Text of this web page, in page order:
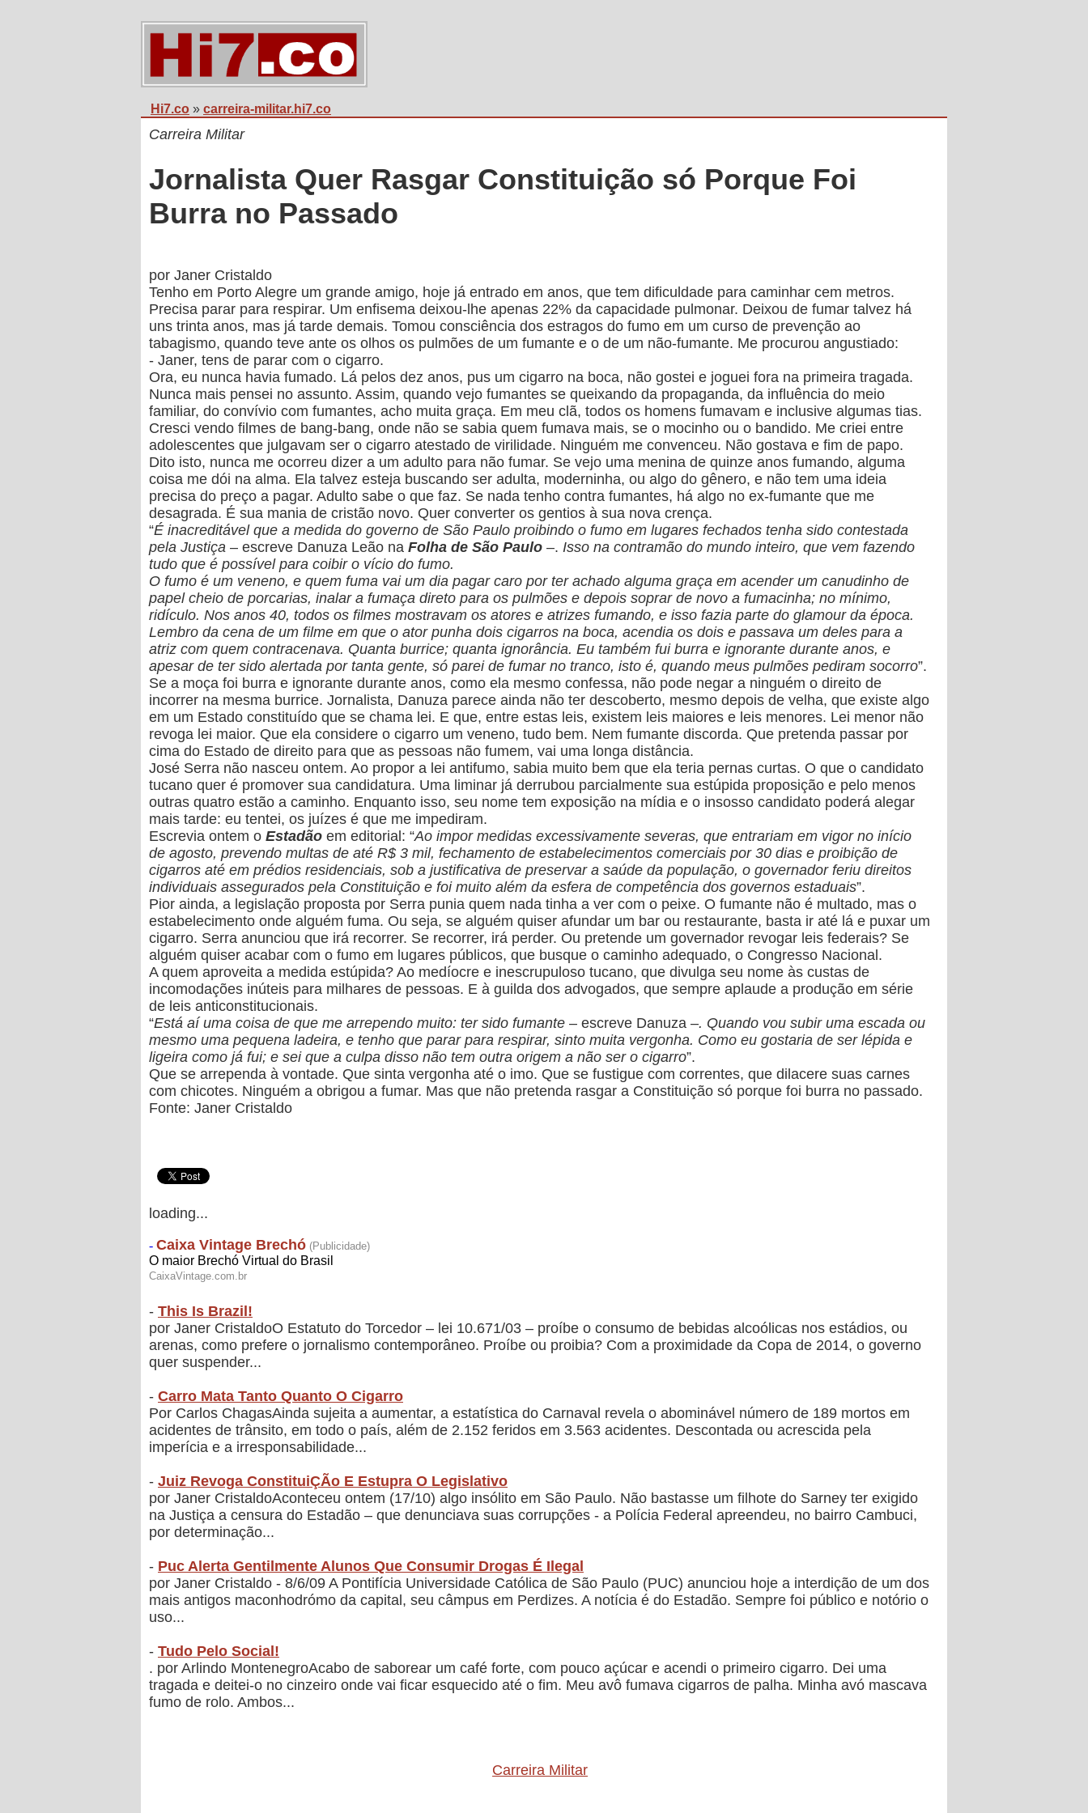
Hi7.co » carreira-militar.hi7.co
Carreira Militar
Jornalista Quer Rasgar Constituição só Porque Foi
Burra no Passado
por Janer Cristaldo
Tenho em Porto Alegre um grande amigo, hoje já entrado em anos, que tem dificuldade para caminhar cem metros.
Precisa parar para respirar. Um enfisema deixou-lhe apenas 22% da capacidade pulmonar. Deixou de fumar talvez há
uns trinta anos, mas já tarde demais. Tomou consciência dos estragos do fumo em um curso de prevenção ao
tabagismo, quando teve ante os olhos os pulmões de um fumante e o de um não-fumante. Me procurou angustiado:
- Janer, tens de parar com o cigarro.
Ora, eu nunca havia fumado. Lá pelos dez anos, pus um cigarro na boca, não gostei e joguei fora na primeira tragada.
Nunca mais pensei no assunto. Assim, quando vejo fumantes se queixando da propaganda, da influência do meio
familiar, do convívio com fumantes, acho muita graça. Em meu clã, todos os homens fumavam e inclusive algumas tias.
Cresci vendo filmes de bang-bang, onde não se sabia quem fumava mais, se o mocinho ou o bandido. Me criei entre
adolescentes que julgavam ser o cigarro atestado de virilidade. Ninguém me convenceu. Não gostava e fim de papo.
Dito isto, nunca me ocorreu dizer a um adulto para não fumar. Se vejo uma menina de quinze anos fumando, alguma
coisa me dói na alma. Ela talvez esteja buscando ser adulta, moderninha, ou algo do gênero, e não tem uma ideia
precisa do preço a pagar. Adulto sabe o que faz. Se nada tenho contra fumantes, há algo no ex-fumante que me
desagrada. É sua mania de cristão novo. Quer converter os gentios à sua nova crença.
“É inacreditável que a medida do governo de São Paulo proibindo o fumo em lugares fechados tenha sido contestada
pela Justiça – escreve Danuza Leão na Folha de São Paulo –. Isso na contramão do mundo inteiro, que vem fazendo
tudo que é possível para coibir o vício do fumo.
O fumo é um veneno, e quem fuma vai um dia pagar caro por ter achado alguma graça em acender um canudinho de
papel cheio de porcarias, inalar a fumaça direto para os pulmões e depois soprar de novo a fumacinha; no mínimo,
ridículo. Nos anos 40, todos os filmes mostravam os atores e atrizes fumando, e isso fazia parte do glamour da época.
Lembro da cena de um filme em que o ator punha dois cigarros na boca, acendia os dois e passava um deles para a
atriz com quem contracenava. Quanta burrice; quanta ignorância. Eu também fui burra e ignorante durante anos, e
apesar de ter sido alertada por tanta gente, só parei de fumar no tranco, isto é, quando meus pulmões pediram socorro”.
Se a moça foi burra e ignorante durante anos, como ela mesmo confessa, não pode negar a ninguém o direito de
incorrer na mesma burrice. Jornalista, Danuza parece ainda não ter descoberto, mesmo depois de velha, que existe algo
em um Estado constituído que se chama lei. E que, entre estas leis, existem leis maiores e leis menores. Lei menor não
revoga lei maior. Que ela considere o cigarro um veneno, tudo bem. Nem fumante discorda. Que pretenda passar por
cima do Estado de direito para que as pessoas não fumem, vai uma longa distância.
José Serra não nasceu ontem. Ao propor a lei antifumo, sabia muito bem que ela teria pernas curtas. O que o candidato
tucano quer é promover sua candidatura. Uma liminar já derrubou parcialmente sua estúpida proposição e pelo menos
outras quatro estão a caminho. Enquanto isso, seu nome tem exposição na mídia e o insosso candidato poderá alegar
mais tarde: eu tentei, os juízes é que me impediram.
Escrevia ontem o Estadão em editorial: “Ao impor medidas excessivamente severas, que entrariam em vigor no início
de agosto, prevendo multas de até R$ 3 mil, fechamento de estabelecimentos comerciais por 30 dias e proibição de
cigarros até em prédios residenciais, sob a justificativa de preservar a saúde da população, o governador feriu direitos
individuais assegurados pela Constituição e foi muito além da esfera de competência dos governos estaduais”.
Pior ainda, a legislação proposta por Serra punia quem nada tinha a ver com o peixe. O fumante não é multado, mas o
estabelecimento onde alguém fuma. Ou seja, se alguém quiser afundar um bar ou restaurante, basta ir até lá e puxar um
cigarro. Serra anunciou que irá recorrer. Se recorrer, irá perder. Ou pretende um governador revogar leis federais? Se
alguém quiser acabar com o fumo em lugares públicos, que busque o caminho adequado, o Congresso Nacional.
A quem aproveita a medida estúpida? Ao medíocre e inescrupuloso tucano, que divulga seu nome às custas de
incomodações inúteis para milhares de pessoas. E à guilda dos advogados, que sempre aplaude a produção em série
de leis anticonstitucionais.
“Está aí uma coisa de que me arrependo muito: ter sido fumante – escreve Danuza –. Quando vou subir uma escada ou
mesmo uma pequena ladeira, e tenho que parar para respirar, sinto muita vergonha. Como eu gostaria de ser lépida e
ligeira como já fui; e sei que a culpa disso não tem outra origem a não ser o cigarro”.
Que se arrependa à vontade. Que sinta vergonha até o imo. Que se fustigue com correntes, que dilacere suas carnes
com chicotes. Ninguém a obrigou a fumar. Mas que não pretenda rasgar a Constituição só porque foi burra no passado.
Fonte: Janer Cristaldo
loading...
- This Is Brazil!
por Janer CristaldoO Estatuto do Torcedor – lei 10.671/03 – proíbe o consumo de bebidas alcoólicas nos estádios, ou
arenas, como prefere o jornalismo contemporâneo. Proíbe ou proibia? Com a proximidade da Copa de 2014, o governo
quer suspender...
- Carro Mata Tanto Quanto O Cigarro
Por Carlos ChagasAinda sujeita a aumentar, a estatística do Carnaval revela o abominável número de 189 mortos em
acidentes de trânsito, em todo o país, além de 2.152 feridos em 3.563 acidentes. Descontada ou acrescida pela
imperícia e a irresponsabilidade...
- Juiz Revoga ConstituiÇÃo E Estupra O Legislativo
por Janer CristaldoAconteceu ontem (17/10) algo insólito em São Paulo. Não bastasse um filhote do Sarney ter exigido
na Justiça a censura do Estadão – que denunciava suas corrupções - a Polícia Federal apreendeu, no bairro Cambuci,
por determinação...
- Puc Alerta Gentilmente Alunos Que Consumir Drogas É Ilegal
por Janer Cristaldo - 8/6/09 A Pontifícia Universidade Católica de São Paulo (PUC) anunciou hoje a interdição de um dos
mais antigos maconhodrómo da capital, seu câmpus em Perdizes. A notícia é do Estadão. Sempre foi público e notório o
uso...
- Tudo Pelo Social!
. por Arlindo MontenegroAcabo de saborear um café forte, com pouco açúcar e acendi o primeiro cigarro. Dei uma
tragada e deitei-o no cinzeiro onde vai ficar esquecido até o fim. Meu avô fumava cigarros de palha. Minha avó mascava
fumo de rolo. Ambos...
Carreira Militar